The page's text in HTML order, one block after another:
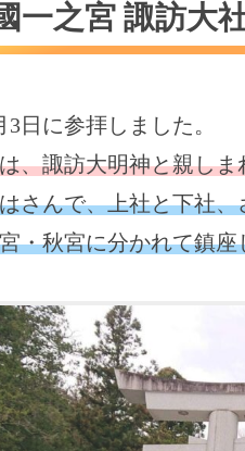
一之宮 諏訪大
3日に参拝しました。
、諏訪大明神と親し
さんで、上社と下社
・秋宮に分かれて鎮